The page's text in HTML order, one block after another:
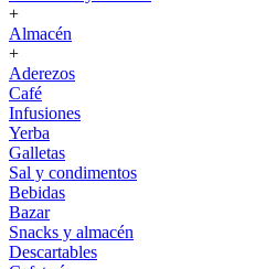
+
Almacén
+
Aderezos
Café
Infusiones
Yerba
Galletas
Sal y condimentos
Bebidas
Bazar
Snacks y almacén
Descartables